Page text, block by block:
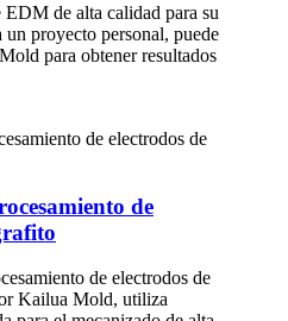
EDM de alta calidad para su
un proyecto personal, puede
para obtener resultados
de
de electrodos de
Kailua Mold, utiliza